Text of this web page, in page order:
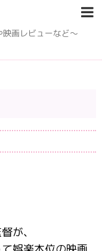
画レビューなど〜
が、